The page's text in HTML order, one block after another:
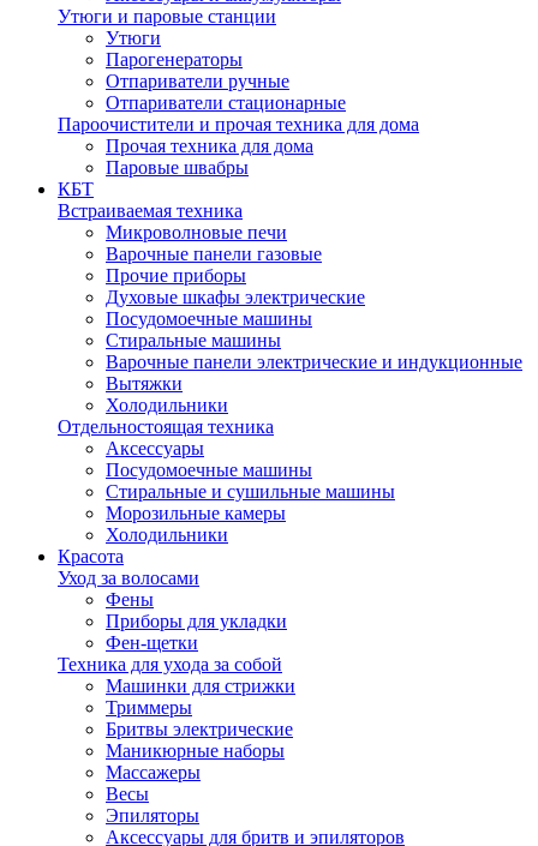
Утюги и паровые станции
Утюги
Парогенераторы
Отпариватели ручные
Отпариватели стационарные
Пароочистители и прочая техника для дома
Прочая техника для дома
Паровые швабры
КБТ
Встраиваемая техника
Микроволновые печи
Варочные панели газовые
Прочие приборы
Духовые шкафы электрические
Посудомоечные машины
Стиральные машины
Варочные панели электрические и индукционные
Вытяжки
Холодильники
Отдельностоящая техника
Аксессуары
Посудомоечные машины
Стиральные и сушильные машины
Морозильные камеры
Холодильники
Красота
Уход за волосами
Фены
Приборы для укладки
Фен-щетки
Техника для ухода за собой
Машинки для стрижки
Триммеры
Бритвы электрические
Маникюрные наборы
Массажеры
Весы
Эпиляторы
Аксессуары для бритв и эпиляторов